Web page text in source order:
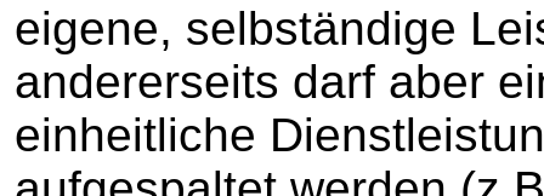
eigene, selbständige
andererseits darf aber
einheitliche